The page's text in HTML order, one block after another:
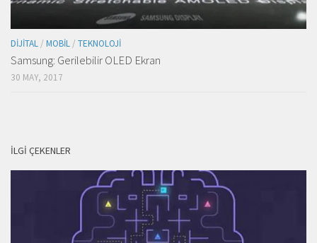
DIJITAL/ MOBIL/ TEKNOLOJI
Samsung: Gerilebilir OLED Ekran
30 MAY, 2017
İLGI ÇEKENLER